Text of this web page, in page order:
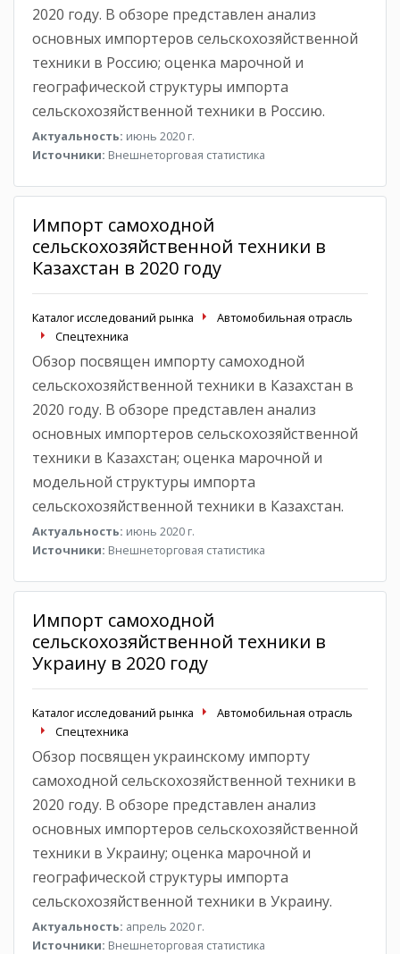
2020 году. В обзоре представлен анализ
основных импортеров сельскохозяйственной
техники в Россию; оценка марочной и
географической структуры импорта
сельскохозяйственной техники в Россию.
Актуальность: июнь 2020 г.
Источники: Внешнеторговая статистика
Импорт самоходной
сельскохозяйственной техники в
Казахстан в 2020 году
Каталог исследований рынка
Автомобильная отрасль
Спецтехника
Обзор посвящен импорту самоходной
сельскохозяйственной техники в Казахстан в
2020 году. В обзоре представлен анализ
основных импортеров сельскохозяйственной
техники в Казахстан; оценка марочной и
модельной структуры импорта
сельскохозяйственной техники в Казахстан.
Актуальность: июнь 2020 г.
Источники: Внешнеторговая статистика
Импорт самоходной
сельскохозяйственной техники в
Украину в 2020 году
Каталог исследований рынка
Автомобильная отрасль
Спецтехника
Обзор посвящен украинскому импорту
самоходной сельскохозяйственной техники в
2020 году. В обзоре представлен анализ
основных импортеров сельскохозяйственной
техники в Украину; оценка марочной и
географической структуры импорта
сельскохозяйственной техники в Украину.
Актуальность: апрель 2020 г.
Источники: Внешнеторговая статистика